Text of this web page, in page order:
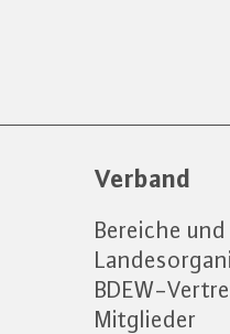
Verband
Bereiche
BDEW-
Mitglieder